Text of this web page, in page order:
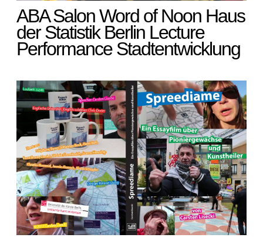
ABA Salon Word of Noon Haus
der Statistik Berlin Lecture
Performance Stadtentwicklung